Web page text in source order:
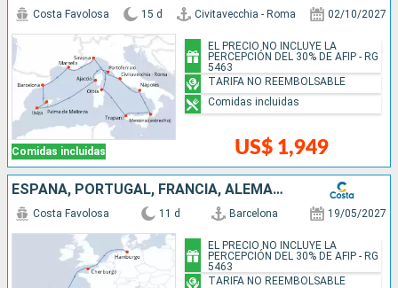
Comidas incluidas
Costa Favolosa 15 d Civitavecchia - Roma 02/10/2027
US$ 1,949
EL PRECIO NO INCLUYE LA
PERCEPCIÓN DEL 30% DE AFIP - RG
5463
TARIFA NO REEMBOLSABLE
Comidas incluidas
ESPAÑA, PORTUGAL, FRANCIA, ALEMANIA
Costa Favolosa 11 d Barcelona 19/05/2027
EL PRECIO NO INCLUYE LA
PERCEPCIÓN DEL 30% DE AFIP - RG
5463
TARIFA NO REEMBOLSABLE